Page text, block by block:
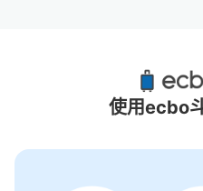
綾瀨站附近
3個投
使用ecbo